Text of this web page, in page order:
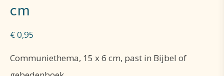
cm
€0,95
Communiethema, 15 x 6 cm, past in Bijbel of